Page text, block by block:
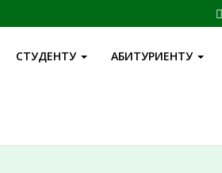
СТУДЕНТУ АБИТУРИЕНТУ